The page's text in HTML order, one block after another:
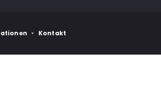
Kontakt